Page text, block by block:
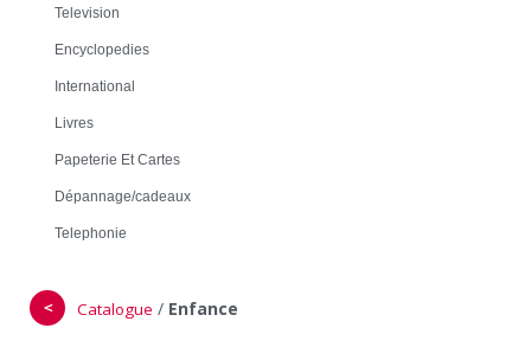
Television
Encyclopedies
International
Livres
Papeterie Et Cartes
Dépannage/cadeaux
Telephonie
＜ Catalogue / Enfance